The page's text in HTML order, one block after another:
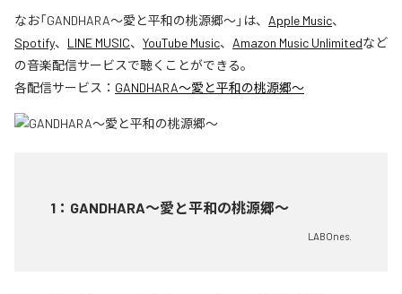
なお「GANDHARA〜愛と平和の桃源郷〜」は、 Apple Music、
Spotify、 LINE MUSIC、 YouTube Music、 Amazon Music Unlimitedなど
の音楽配信サービスで聴くことができる。
各配信サービス： GANDHARA〜愛と平和の桃源郷〜
1 ： GANDHARA〜愛と平和の桃源郷〜
LABOnes.